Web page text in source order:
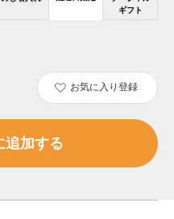
ギフト
お気に入り登録